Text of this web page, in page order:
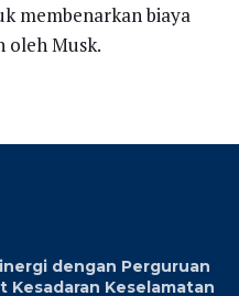
membenarkan biaya
oleh Musk.
dengan Perguruan
Kesadaran Keselamatan